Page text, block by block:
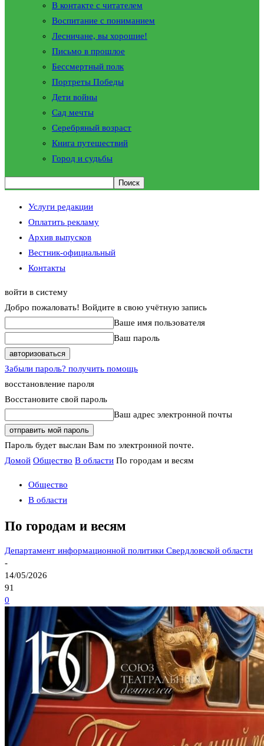
В контакте с читателем
Воспитание с пониманием
Лесничане, вы хорошие!
Письмо в прошлое
Бессмертный полк
Портреты Победы
Дети войны
Сад мечты
Серебряный возраст
Книга путешествий
Город и судьбы
Услуги редакции
Оплатить рекламу
Архив выпусков
Вестник-официальный
Контакты
войти в систему
Добро пожаловать! Войдите в свою учётную запись
Ваше имя пользователя
Ваш пароль
Забыли пароль? получить помощь
восстановление пароля
Восстановите свой пароль
Ваш адрес электронной почты
Пароль будет выслан Вам по электронной почте.
Домой Общество В области По городам и весям
Общество
В области
По городам и весям
Департамент информационной политики Свердловской области
-
14/05/2026
91
0